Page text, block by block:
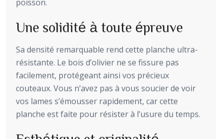
poisson.
Une solidité à toute épreuve
Sa densité remarquable rend cette planche ultra-
résistante. Le bois d’olivier ne se fissure pas
facilement, protégeant ainsi vos précieux
couteaux. Vous n’avez pas à vous soucier de voir
vos lames s’émousser rapidement, car cette
planche est faite pour résister à l’usure du temps.